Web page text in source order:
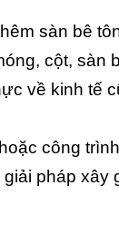
sàn bê
cột, sàn
về kinh tế
công
pháp xây